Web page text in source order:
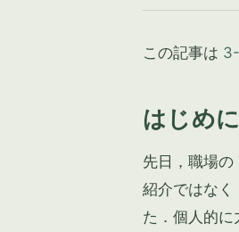
この記事は
はじめに
先日，職場
紹介ではなく
た．個人的に